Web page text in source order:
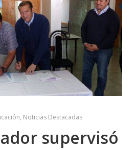
, Noticias Destacadas
supervisó